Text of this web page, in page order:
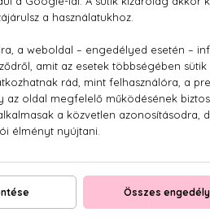
gardénia, üröm, benzoé,